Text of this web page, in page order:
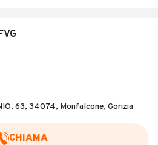
63, 34074, Monfalcone, Gorizia
CHIAMA